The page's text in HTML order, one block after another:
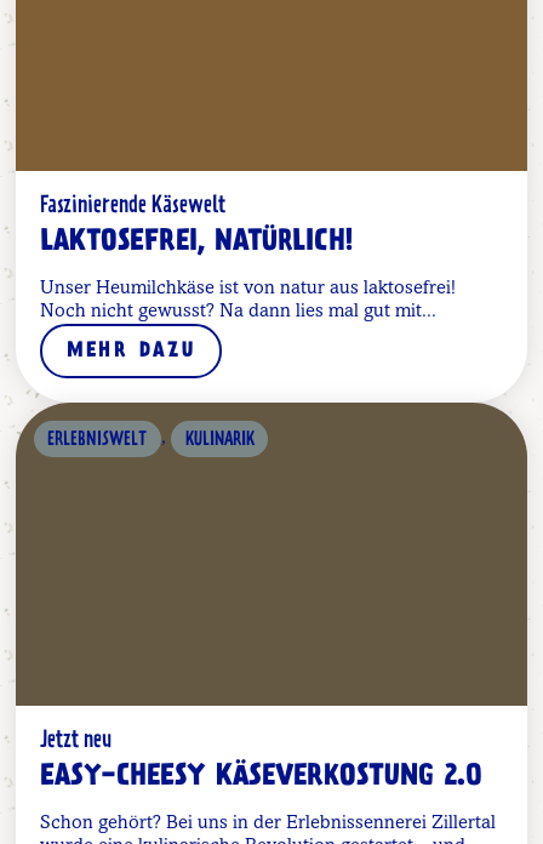
Faszinierende Käsewelt
LAKTOSEFREI, NATÜRLICH!
Unser Heumilchkäse ist von natur aus laktosefrei!
Noch nicht gewusst? Na dann lies mal gut mit...
MEHR DAZU
ERLEBNISWELT , KULINARIK
Jetzt neu
EASY-CHEESY KÄSEVERKOSTUNG 2.0
Schon gehört? Bei uns in der Erlebnissennerei Zillertal